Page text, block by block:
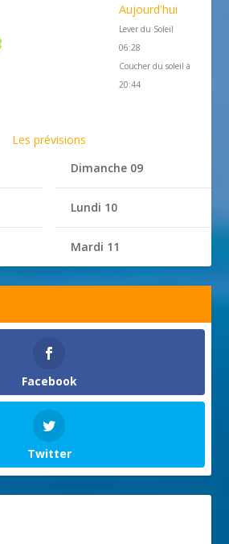
Aujourd'hui
Lever du Soleil
06:28
Coucher du soleil à
20:44
Les prévisions
Dimanche 09
Lundi 10
Mardi 11
Facebook
Twitter